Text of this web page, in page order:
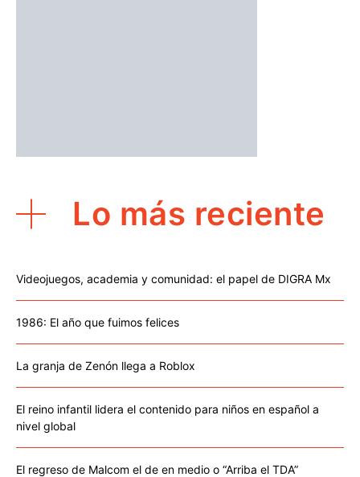
Lo más reciente
Videojuegos, academia y comunidad: el papel de DIGRA Mx
1986: El año que fuimos felices
La granja de Zenón llega a Roblox
El reino infantil lidera el contenido para niños en español a
nivel global
El regreso de Malcom el de en medio o “Arriba el TDA”